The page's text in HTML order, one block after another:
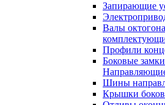
Запирающие
Валы
Профили
Боковые
Шины
Крышки